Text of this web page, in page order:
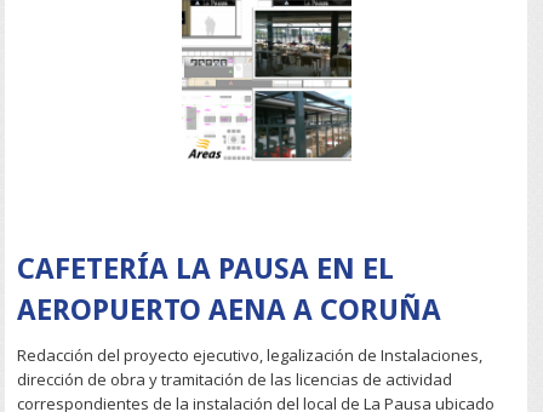
CAFETERÍA LA PAUSA EN EL
AEROPUERTO AENA A CORUÑA
Redacción del proyecto ejecutivo, legalización de Instalaciones,
dirección de obra y tramitación de las licencias de actividad
correspondientes de la instalación del local de La Pausa ubicado